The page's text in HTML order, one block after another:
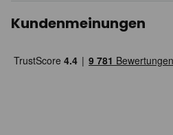
Kundenmeinungen